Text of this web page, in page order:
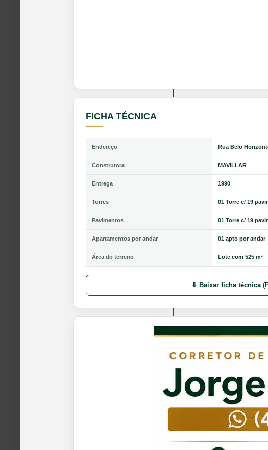
FICHA TÉCNICA
Endereço Rua Belo
Construtora MAVILLAR
Entrega 1990
Torres 01 Torre c/ 19
Pavimentos 01 Torre c/ 19
Apartamentos por andar 01 apto por andar
Área do terreno Lote com 525 m²
⇩ Baixar ficha técnica